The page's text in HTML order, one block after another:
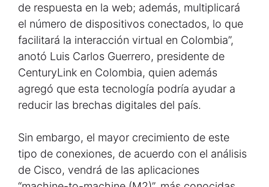
de respuesta en la web; además, multiplicará
el número de dispositivos conectados, lo que
facilitará la interacción virtual en Colombia”,
anotó Luis Carlos Guerrero, presidente de
CenturyLink en Colombia, quien además
agregó que esta tecnología podría ayudar a
reducir las brechas digitales del país.
Sin embargo, el mayor crecimiento de este
tipo de conexiones, de acuerdo con el análisis
de Cisco, vendrá de las aplicaciones